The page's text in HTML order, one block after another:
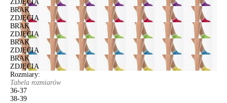
ZDJĘCIA
BRAK
ZDJĘCIA
BRAK
ZDJĘCIA
BRAK
ZDJĘCIA
BRAK
ZDJĘCIA
Rozmiary:
Tabela rozmiarów
36-37
38-39